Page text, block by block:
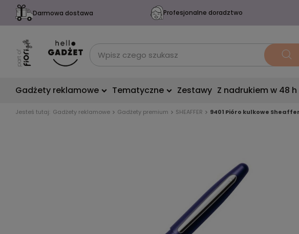
Darmowa dostawa Profesjonalne doradztwo
Gadżety reklamowe Tematyczne Zestawy Z nadrukiem w 48 h
Jesteś tutaj: Gadżety reklamowe Gadżety premium SHEAFFER 9401 Pióro kulkowe